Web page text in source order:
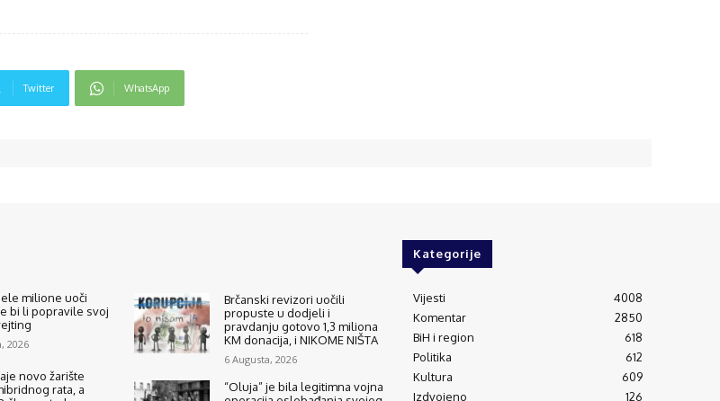
Twitter WhatsApp
milione uoči
bi li popravile svoj
2026
novo žarište
rata, a
Brčanski revizori uočili
propuste u dodjeli i
pravdanju gotovo 1,3 miliona
KM donacija, i NIKOME NIŠTA
6 Augusta, 2026
“Oluja” je bila legitimna vojna
Kategorije
Vijesti
4008
Komentar
2850
BiH i region
618
Politika
612
Kultura
609
Izdvojeno
126